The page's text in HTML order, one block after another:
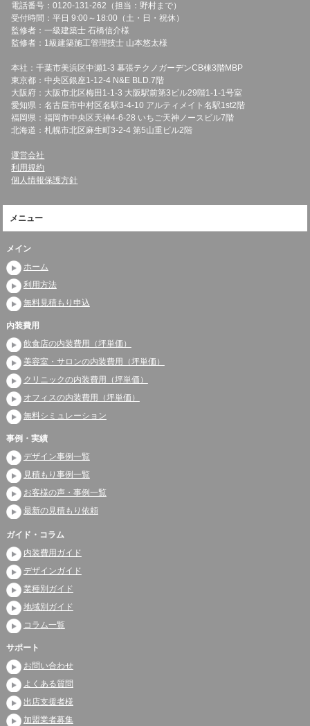
電話番号：0120-131-262（担当：野村まで）
受付時間：平日 9:00～18:00（土・日・祝休）
監修者：一級建築士 石橋信介様
監修者：1級建築施工管理技士 山本悠太様
本社：千葉市美浜区中瀬1-3 幕張テクノガーデンCB棟3階MBP
東京都：中央区銀座1-12-4 N&E BLD.7階
大阪府：大阪市北区梅田1-1-3 大阪駅前第3ビル29階1-1-1号室
愛知県：名古屋市中村区名駅3-4-10 アルティメイト名駅1st2階
福岡県：福岡市中央区天神4-6-28 いちご天神ノースビル7階
北海道：札幌市北区麻生町3-2-4 第5山重ビル2階
運営会社
利用規約
個人情報保護方針
メニュー
メイン
ホーム
利用方法
無料見積もり申込
内装費用
飲食店の内装費用（坪単価）
美容室・サロンの内装費用（坪単価）
クリニックの内装費用（坪単価）
オフィスの内装費用（坪単価）
無料シミュレーション
事例・実績
デザイン事例一覧
見積もり事例一覧
お客様の声・事例一覧
最新の見積もり依頼
ガイド・コラム
内装費用ガイド
デザインガイド
業種別ガイド
地域別ガイド
コラム一覧
サポート
お問い合わせ
よくある質問
出店支援者様
加盟業者募集